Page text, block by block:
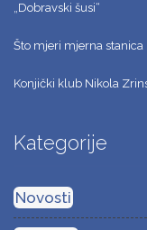
„Dobravski šusi“
Što mjeri mjerna
Konjički klub Nikola
Kategorije
Novosti